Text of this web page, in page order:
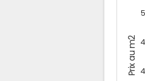
Prix au m2